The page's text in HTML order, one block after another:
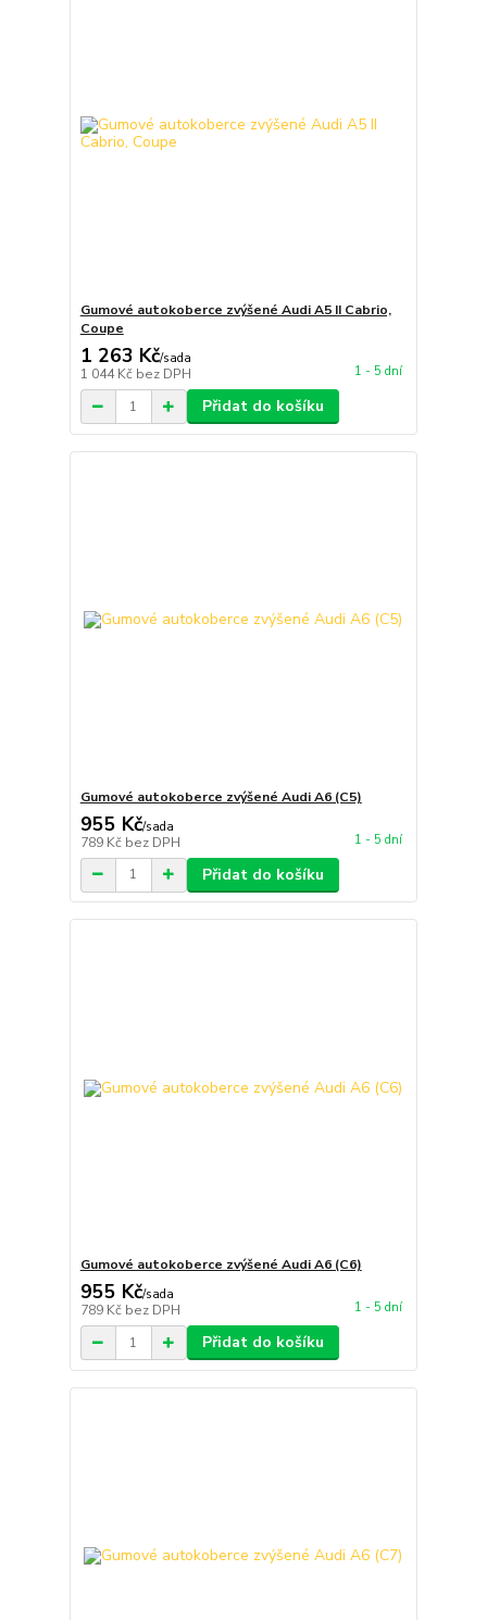
Gumové autokoberce zvýšené Audi A5 II Cabrio,
Coupe
1 263 Kč/sada
1 044 Kč bez DPH 1 - 5 dní
Přidat do košíku
Gumové autokoberce zvýšené Audi A6 (C5)
955 Kč/sada
789 Kč bez DPH 1 - 5 dní
Přidat do košíku
Gumové autokoberce zvýšené Audi A6 (C6)
955 Kč/sada
789 Kč bez DPH 1 - 5 dní
Přidat do košíku